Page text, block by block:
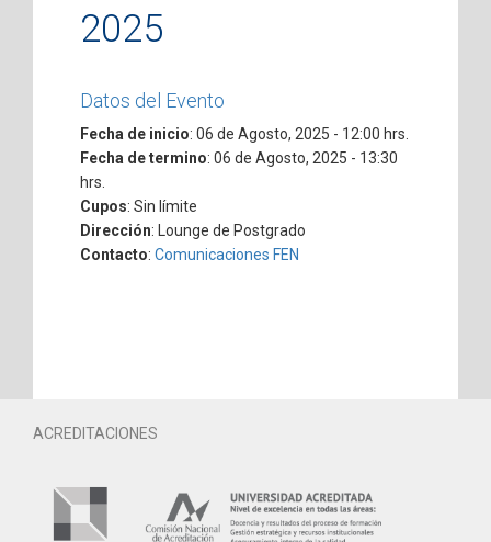
2025
Datos del Evento
Fecha de inicio: 06 de Agosto, 2025 - 12:00 hrs.
Fecha de termino: 06 de Agosto, 2025 - 13:30
hrs.
Cupos: Sin límite
Dirección: Lounge de Postgrado
Contacto: Comunicaciones FEN
ACREDITACIONES